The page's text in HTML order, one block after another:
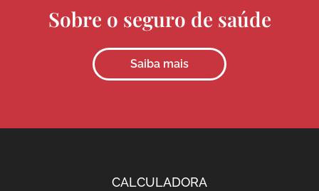
Sobre o seguro de saúde
Saiba mais
CALCULADORA